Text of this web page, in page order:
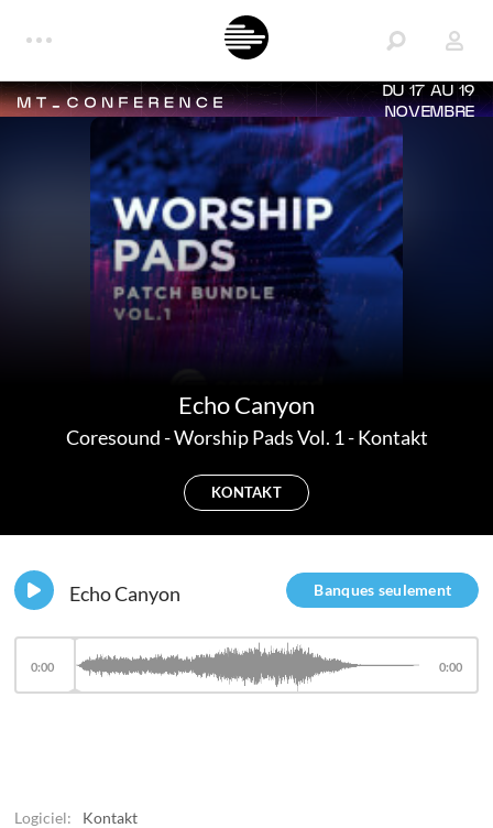
DU 17 AU 19
NOVEMBRE
Echo Canyon
Coresound-Worship Pads Vol. 1 - Kontakt
KONTAKT
Logiciel:
Kontakt
Banques seulement
Echo Canyon
0:00 0:00